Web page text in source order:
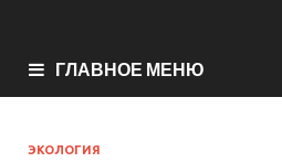
ГЛАВНОЕ МЕНЮ
ЭКОЛОГИЯ